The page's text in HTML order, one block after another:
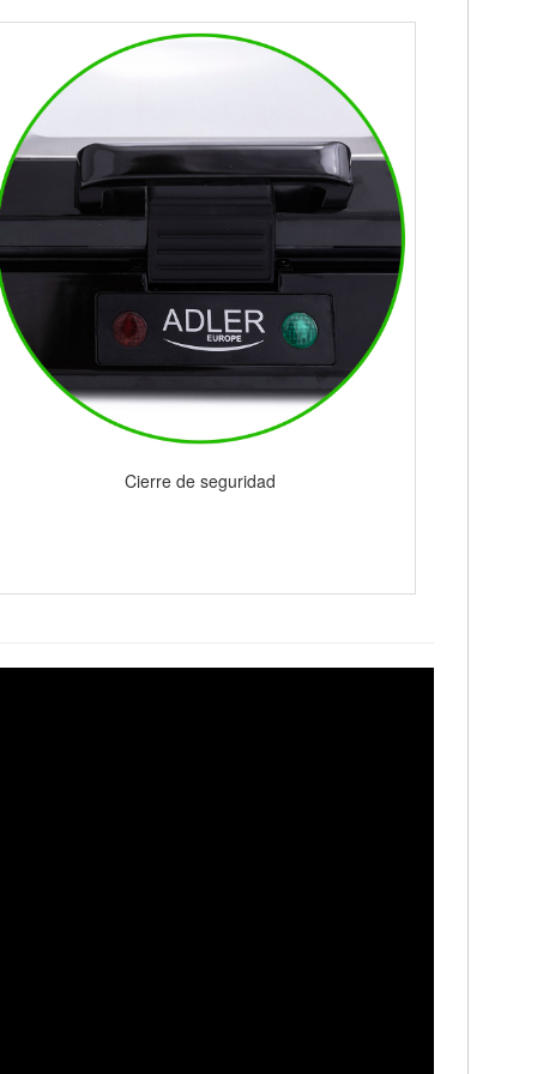
Cierre de seguridad